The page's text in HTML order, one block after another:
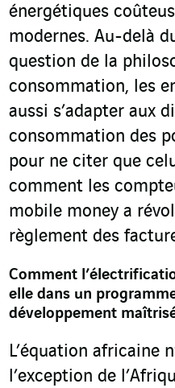
énergétiques
modernes. Au-delà
question de la
consommation, les
aussi s’adapter aux
consommation des
pour ne citer que
comment les
mobile money a
règlement des
Comment
elle dans un
développement
L’équation africaine
l’exception de